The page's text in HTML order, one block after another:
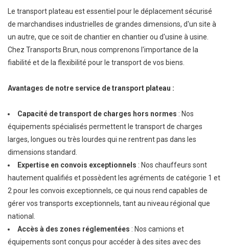
Le transport plateau est essentiel pour le déplacement sécurisé
de marchandises industrielles de grandes dimensions, d'un site à
un autre, que ce soit de chantier en chantier ou d'usine à usine.
Chez Transports Brun, nous comprenons l'importance de la
fiabilité et de la flexibilité pour le transport de vos biens.
Avantages de notre service de transport plateau :
Capacité de transport de charges hors normes : Nos
équipements spécialisés permettent le transport de charges
larges, longues ou très lourdes qui ne rentrent pas dans les
dimensions standard.
Expertise en convois exceptionnels : Nos chauffeurs sont
hautement qualifiés et possèdent les agréments de catégorie 1 et
2 pour les convois exceptionnels, ce qui nous rend capables de
gérer vos transports exceptionnels, tant au niveau régional que
national.
Accès à des zones réglementées : Nos camions et
équipements sont conçus pour accéder à des sites avec des